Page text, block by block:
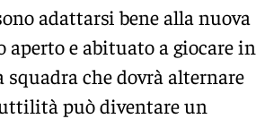
adattarsi bene alla nuova
aperto e abituato a giocare in
che dovrà alternare
può diventare un